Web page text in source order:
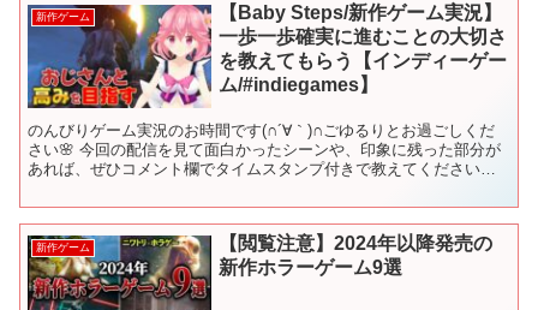
新作ゲーム
【Baby Steps/新作ゲーム実況】
一歩一歩確実に進むことの大切さ
を教えてもらう【インディーゲー
ム/#indiegames】
のんびりゲーム実況のお時間です(∩´∀｀)∩ごゆるりとお過ごしくだ
さい🌸 今回の配信を見て面白かったシーンや、印象に残った部分が
あれば、ぜひコメント欄でタイムスタンプ付きで教えてください！
新作ゲーム
【閲覧注意】2024年以降発売の
新作ホラーゲーム9選